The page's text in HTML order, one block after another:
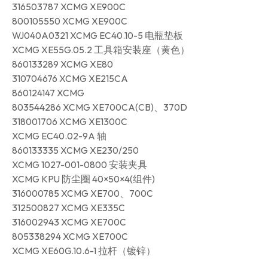
316503787 XCMG XE900C
800105550 XCMG XE900C
WJ040A0321 XCMG EC40.10-5 电瓶垫板
XCMG XE55G.05.2 工具箱安装座（黄色）
860133289 XCMG XE80
310704676 XCMG XE215CA
860124147 XCMG
803544286 XCMG XE700CA(CB)、370D
318001706 XCMG XE1300C
XCMG EC40.02-9A 轴
860133335 XCMG XE230/250
XCMG 1027-001-0800 安装夹具
XCMG KPU 防尘圈 40×50×4(组件)
316000785 XCMG XE700、700C
312500827 XCMG XE335C
316002943 XCMG XE700C
805338294 XCMG XE700C
XCMG XE60G.10.6-1 拉杆（镀锌）